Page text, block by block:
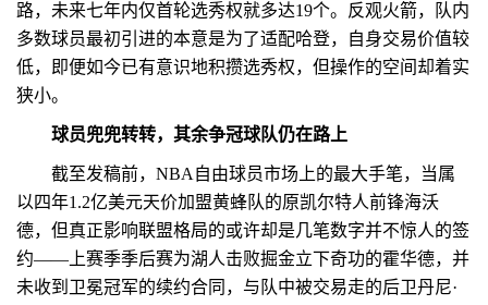
路，未来七年内仅首轮选秀权就多达19个。反观火箭，队内
多数球员最初引进的本意是为了适配哈登，自身交易价值较
低，即便如今已有意识地积攒选秀权，但操作的空间却着实
狭小。
球员兜兜转转，其余争冠球队仍在路上
截至发稿前，NBA自由球员市场上的最大手笔，当属
以四年1.2亿美元天价加盟黄蜂队的原凯尔特人前锋海沃
德，但真正影响联盟格局的或许却是几笔数字并不惊人的签
约——上赛季季后赛为湖人击败掘金立下奇功的霍华德，并
未收到卫冕冠军的续约合同，与队中被交易走的后卫丹尼·